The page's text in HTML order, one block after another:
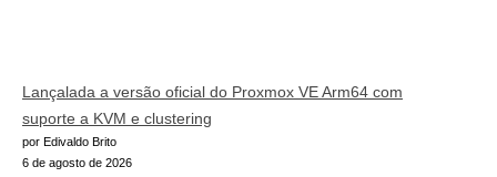
Lançalada a versão oficial do Proxmox VE Arm64 com
suporte a KVM e clustering
por Edivaldo Brito
6 de agosto de 2026